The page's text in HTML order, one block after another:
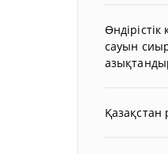
сауын
Қазақстан